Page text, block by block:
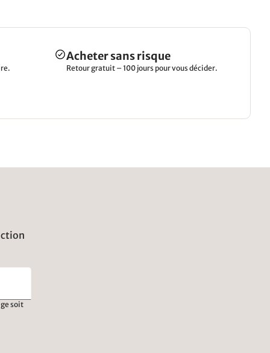
Acheter sans risque
Retour gratuit – 100 jours pour vous décider.
soit